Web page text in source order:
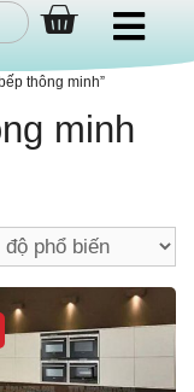
thông minh”
minh